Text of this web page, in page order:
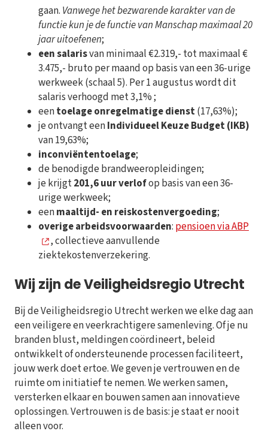
gaan. Vanwege het bezwarende karakter van de
functie kun je de functie van Manschap maximaal 20
jaar uitoefenen;
een salarisvan minimaal €2.319,- tot maximaal €
3.475,- bruto per maand op basis van een 36-urige
werkweek (schaal 5). Per 1 augustus wordt dit
salaris verhoogd met 3,1% ;
eentoelage onregelmatige dienst(17,63%);
je ontvangt eenIndividueel Keuze Budget (IKB)
van 19,63%;
inconviëntentoelage;
de benodigde brandweeropleidingen;
je krijgt201,6 uur verlofop basis van een 36-
urige werkweek;
eenmaaltijd- en reiskostenvergoeding;
overige arbeidsvoorwaarden: pensioen via ABP
, collectieve aanvullende
ziektekostenverzekering.
Wij zijn de Veiligheidsregio Utrecht
Bij de Veiligheidsregio Utrecht werken we elke dag aan
een veiligere en veerkrachtigere samenleving. Of je nu
branden blust, meldingen coördineert, beleid
ontwikkelt of ondersteunende processen faciliteert,
jouw werk doet ertoe. We geven je vertrouwen en de
ruimte om initiatief te nemen. We werken samen,
versterken elkaar en bouwen samen aan innovatieve
oplossingen. Vertrouwen is de basis: je staat er nooit
alleen voor.